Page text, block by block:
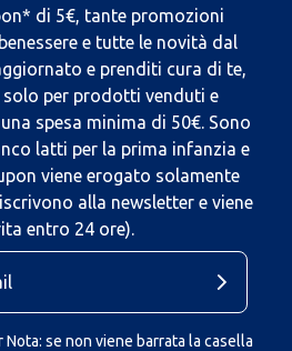
di 5€, tante promozioni
e tutte le novità dal
e prenditi cura di te,
per prodotti venduti e
spesa minima di 50€. Sono
latti per la prima infanzia e
viene erogato solamente
alla newsletter e viene
entro 24 ore).
se non viene barrata la casella